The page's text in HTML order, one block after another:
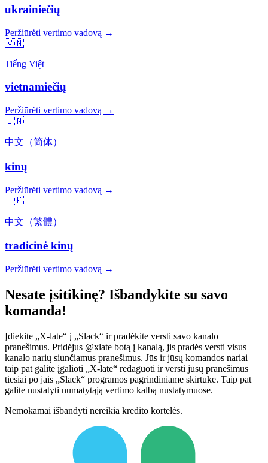
ukrainiečių
Peržiūrėti vertimo vadovą →
🇻🇳
Tiếng Việt
vietnamiečių
Peržiūrėti vertimo vadovą →
🇨🇳
中文（简体）
kinų
Peržiūrėti vertimo vadovą →
🇭🇰
中文（繁體）
tradicinė kinų
Peržiūrėti vertimo vadovą →
Nesate įsitikinę? Išbandykite su savo
komanda!
Įdiekite „X-late“ į „Slack“ ir pradėkite versti savo kanalo
pranešimus. Pridėjus @xlate botą į kanalą, jis pradės versti visus
kanalo narių siunčiamus pranešimus. Jūs ir jūsų komandos nariai
taip pat galite įgalioti „X-late“ redaguoti ir versti jūsų pranešimus
tiesiai po jais „Slack“ programos pagrindiniame skirtuke. Taip pat
galite nustatyti numatytąją vertimo kalbą nustatymuose.
Nemokamai išbandyti nereikia kredito kortelės.